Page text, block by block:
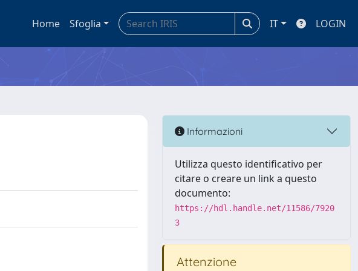
Home Sfoglia IT LOGIN
Informazioni
Utilizza questo identificativo per
citare o creare un link a questo
documento:
https://hdl.handle.net/11586/7920
3
Attenzione